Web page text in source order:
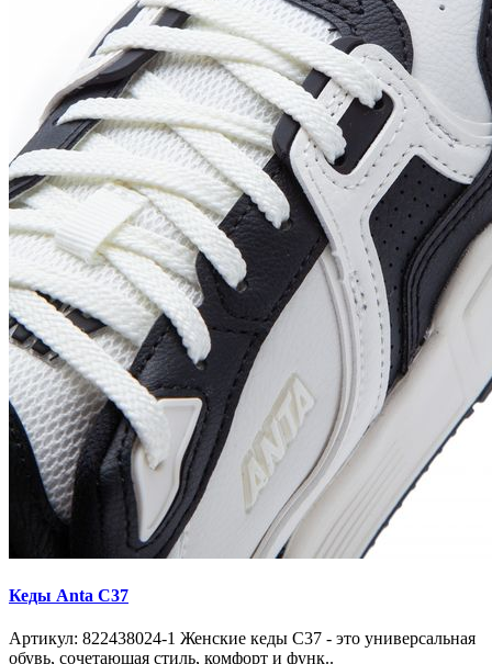
Кеды Anta C37
Артикул: 822438024-1 Женские кеды C37 - это универсальная
обувь, сочетающая стиль, комфорт и функ..